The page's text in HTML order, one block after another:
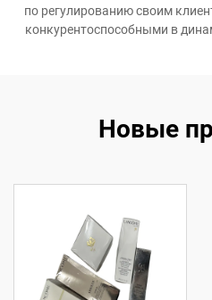
по регулированию своим
конкурентоспособными в
Новые